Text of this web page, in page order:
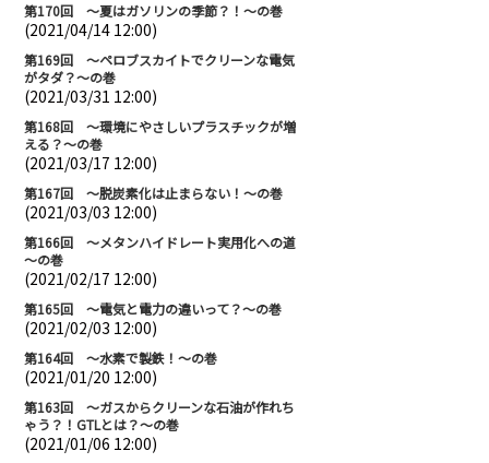
第170回 ～夏はガソリンの季節？！～の巻
(2021/04/14 12:00)
第169回 ～ペロブスカイトでクリーンな電気
がタダ？～の巻
(2021/03/31 12:00)
第168回 ～環境にやさしいプラスチックが増
える？～の巻
(2021/03/17 12:00)
第167回 ～脱炭素化は止まらない！～の巻
(2021/03/03 12:00)
第166回 ～メタンハイドレート実用化への道
～の巻
(2021/02/17 12:00)
第165回 ～電気と電力の違いって？～の巻
(2021/02/03 12:00)
第164回 ～水素で製鉄！～の巻
(2021/01/20 12:00)
第163回 ～ガスからクリーンな石油が作れち
ゃう？！GTLとは？～の巻
(2021/01/06 12:00)